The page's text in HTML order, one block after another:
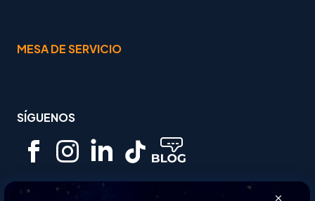
MESA DE SERVICIO
SÍGUENOS